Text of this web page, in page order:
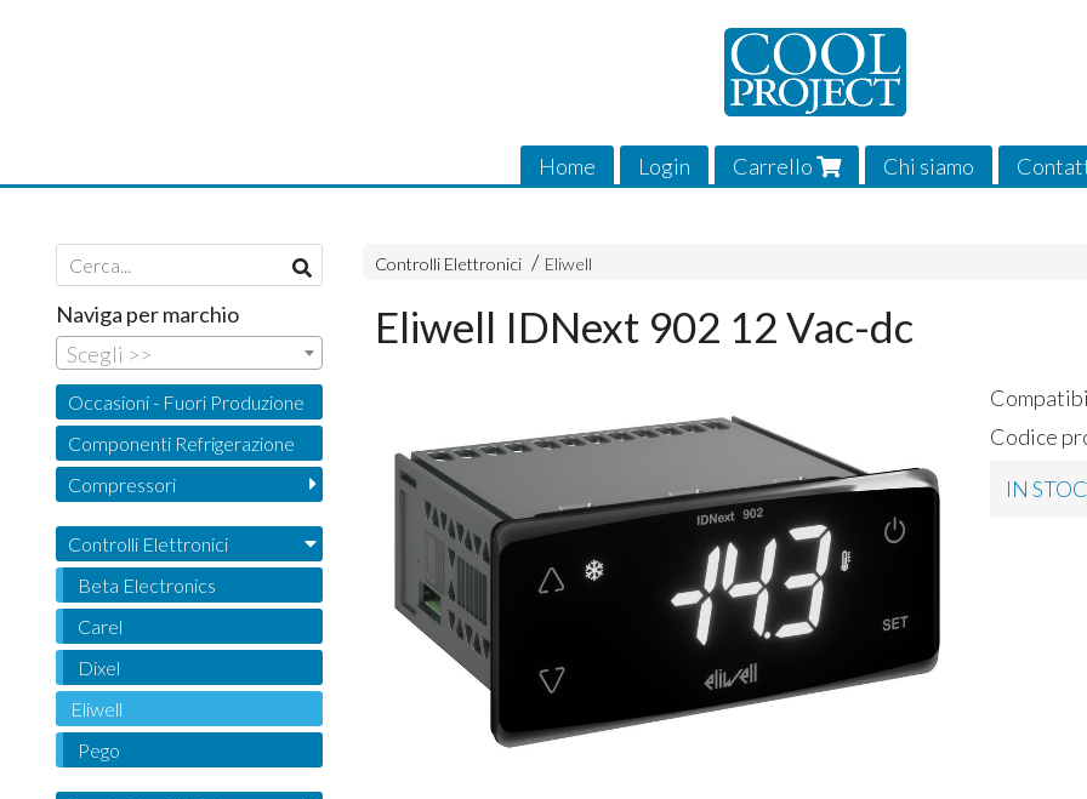
Home Login Carrello Chi siamo
Controlli Elettronici Eliwell
Eliwell IDNext 902 12 Vac-dc
Codice
IN
Naviga per marchio
Scegli >>
Occasioni - Fuori Produzione
Componenti Refrigerazione
Compressori
Controlli Elettronici
Beta Electronics
Carel
Dixel
Eliwell
Pego